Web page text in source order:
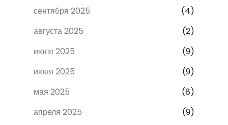
сентября 2025
(4)
августа 2025
(2)
июля 2025
(9)
июня 2025
(9)
мая 2025
(8)
апреля 2025
(9)